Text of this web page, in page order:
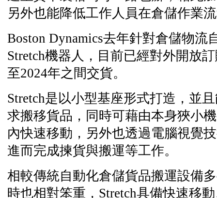
另外也能降低工作人員在倉儲作業
Boston Dynamics去年針對倉儲物流
Stretch機器人，目前已經對外開放
至2024年之間交貨。
Stretch是以小型基座形式打造，並
求搬移貨品，同時可藉由本身狹小
內快速移動，另外也透過電腦視覺
進而完成揀貨與搬運等工作。
相較傳統自動化倉儲貨品搬運設備
時也相對笨重，Stretch具備快速移